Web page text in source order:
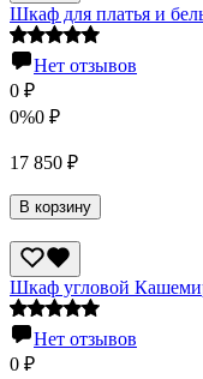
Шкаф для платья и
Нет отзывов
0 ₽
0%0 ₽
17 850 ₽
В корзину
Шкаф угловой
Нет отзывов
0 ₽